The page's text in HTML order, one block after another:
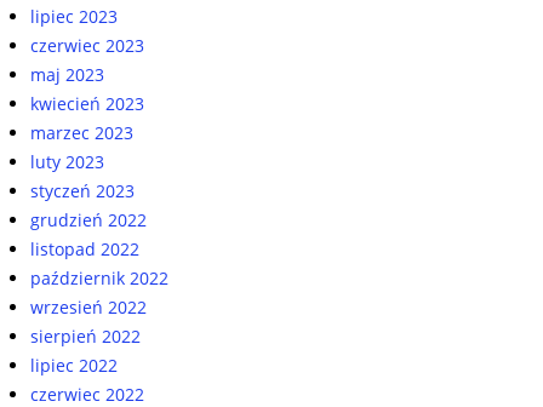
lipiec 2023
czerwiec 2023
maj 2023
kwiecień 2023
marzec 2023
luty 2023
styczeń 2023
grudzień 2022
listopad 2022
październik 2022
wrzesień 2022
sierpień 2022
lipiec 2022
czerwiec 2022